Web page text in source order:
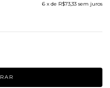
6 x de R$73,33 sem juros